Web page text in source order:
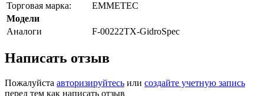
Торговая марка:
EMMETEC
Модели
Аналоги
F-00222TX-GidroSpec
Написать отзыв
Пожалуйста авторизируйтесь или создайте учетную запись
перед тем как написать отзыв